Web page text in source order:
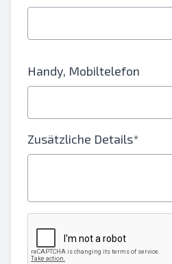
Handy, Mobiltelefon
Zusätzliche Details*